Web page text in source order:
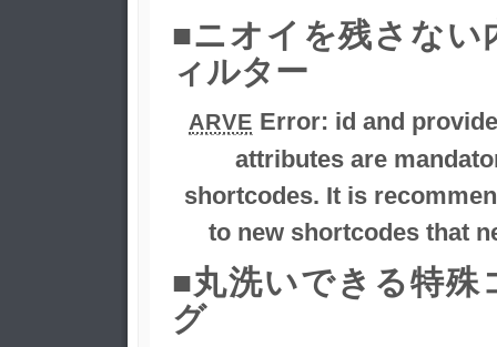
■ニオイを残さない
ィルター
ARVE Error: id and
attributes are
shortcodes. It is
to new shortcodes that
■丸洗いできる特殊
グ